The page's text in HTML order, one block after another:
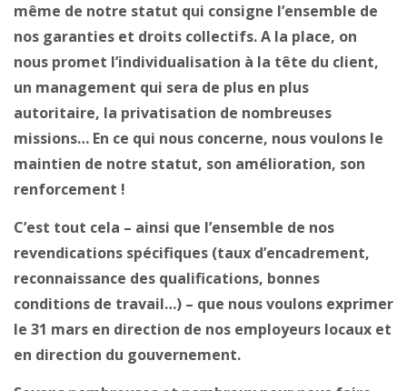
même de notre statut qui consigne l’ensemble de
nos garanties et droits collectifs. A la place, on
nous promet l’individualisation à la tête du client,
un management qui sera de plus en plus
autoritaire, la privatisation de nombreuses
missions… En ce qui nous concerne, nous voulons le
maintien de notre statut, son amélioration, son
renforcement !
C’est tout cela – ainsi que l’ensemble de nos
revendications spécifiques (taux d’encadrement,
reconnaissance des qualifications, bonnes
conditions de travail…) – que nous voulons exprimer
le 31 mars en direction de nos employeurs locaux et
en direction du gouvernement.